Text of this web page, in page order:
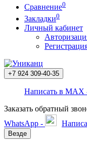
Сравнение0
Закладки0
Личный кабинет
+7 924 309-40-35
Написать в MAX
Заказать обратный
WhatsApp -
Везде